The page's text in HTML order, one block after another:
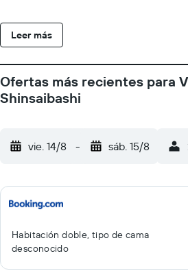
huéspedes pueden navegar por la web
acceso a Internet gratis por cable y wifi
servicio de limpieza a petición.
Leer más
Ofertas más recientes para
Shinsaibashi
vie. 14/8 - sáb. 15/8
Habitación doble, tipo de cama
desconocido